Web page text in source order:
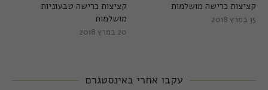
קציצות כרישה טבעוניות
מושלמות
20 במרץ 2018
קציצות כרישה מושלמות
15 במרץ 2018
עקבו אחרי באינסטגרם